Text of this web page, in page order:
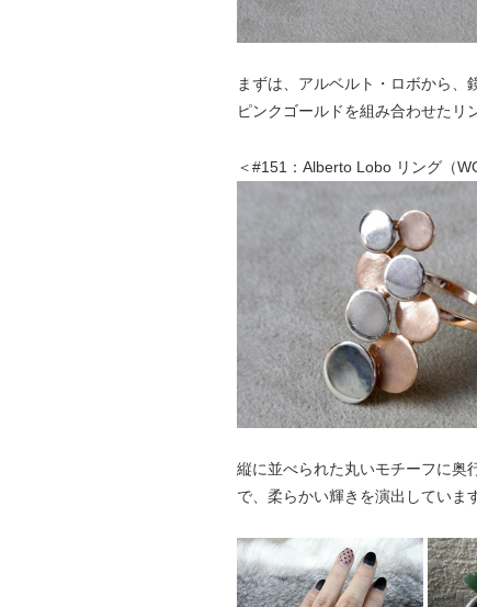
まずは、アルベルト・ロボから、
ピンクゴールドを組み合わせたリ
＜#151：Alberto Lobo リング（
縦に並べられた丸いモチーフに奥
で、柔らかい輝きを演出していま